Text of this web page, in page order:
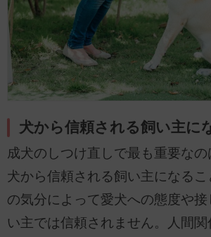
犬から信頼される飼い主に
成犬のしつけ直しで最も重要な
犬から信頼される飼い主になるこ
の気分によって愛犬への態度や
い主では信頼されません。人間